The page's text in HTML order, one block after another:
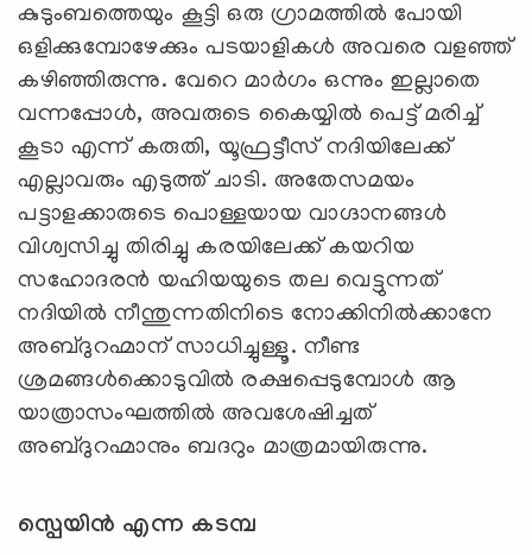
കുടുംബത്തെയും കൂട്ടി ഒരു ഗ്രാമത്തിൽ പോയി
ഒളിക്കുമ്പോഴേക്കും പടയാളികൾ അവരെ വളഞ്ഞ്
കഴിഞ്ഞിരുന്നു. വേറെ മാർഗം ഒന്നും ഇല്ലാതെ
വന്നപ്പോൾ, അവരുടെ കൈയ്യില്‍ പെട്ട് മരിച്ച്
കൂടാ എന്ന് കരുതി, യൂഫ്രട്ടീസ് നദിയിലേക്ക്
എല്ലാവരും എടുത്ത് ചാടി. അതേസമയം
പട്ടാളക്കാരുടെ പൊള്ളയായ വാഗ്ദാനങ്ങൾ
വിശ്വസിച്ചു തിരിച്ചു കരയിലേക്ക് കയറിയ
സഹോദരൻ യഹിയയുടെ തല വെട്ടുന്നത്
നദിയിൽ നീന്തുന്നതിനിടെ നോക്കിനിൽക്കാനേ
അബ്ദുറഹ്മാന് സാധിച്ചുള്ളൂ. നീണ്ട
ശ്രമങ്ങൾക്കൊടുവിൽ രക്ഷപ്പെടുമ്പോൾ ആ
യാത്രാസംഘത്തിൽ അവശേഷിച്ചത്
അബ്ദുറഹ്മാനും ബദറും മാത്രമായിരുന്നു.
സ്പെയിൻ എന്ന കടമ്പ